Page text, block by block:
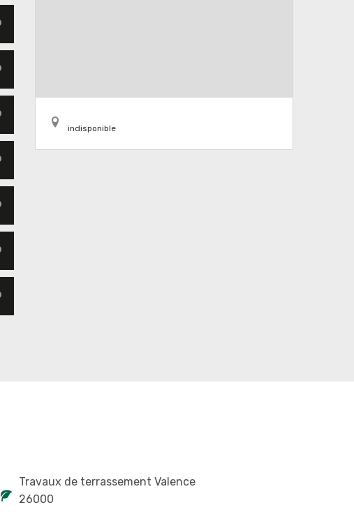
indisponible
Travaux de terrassement Valence
26000